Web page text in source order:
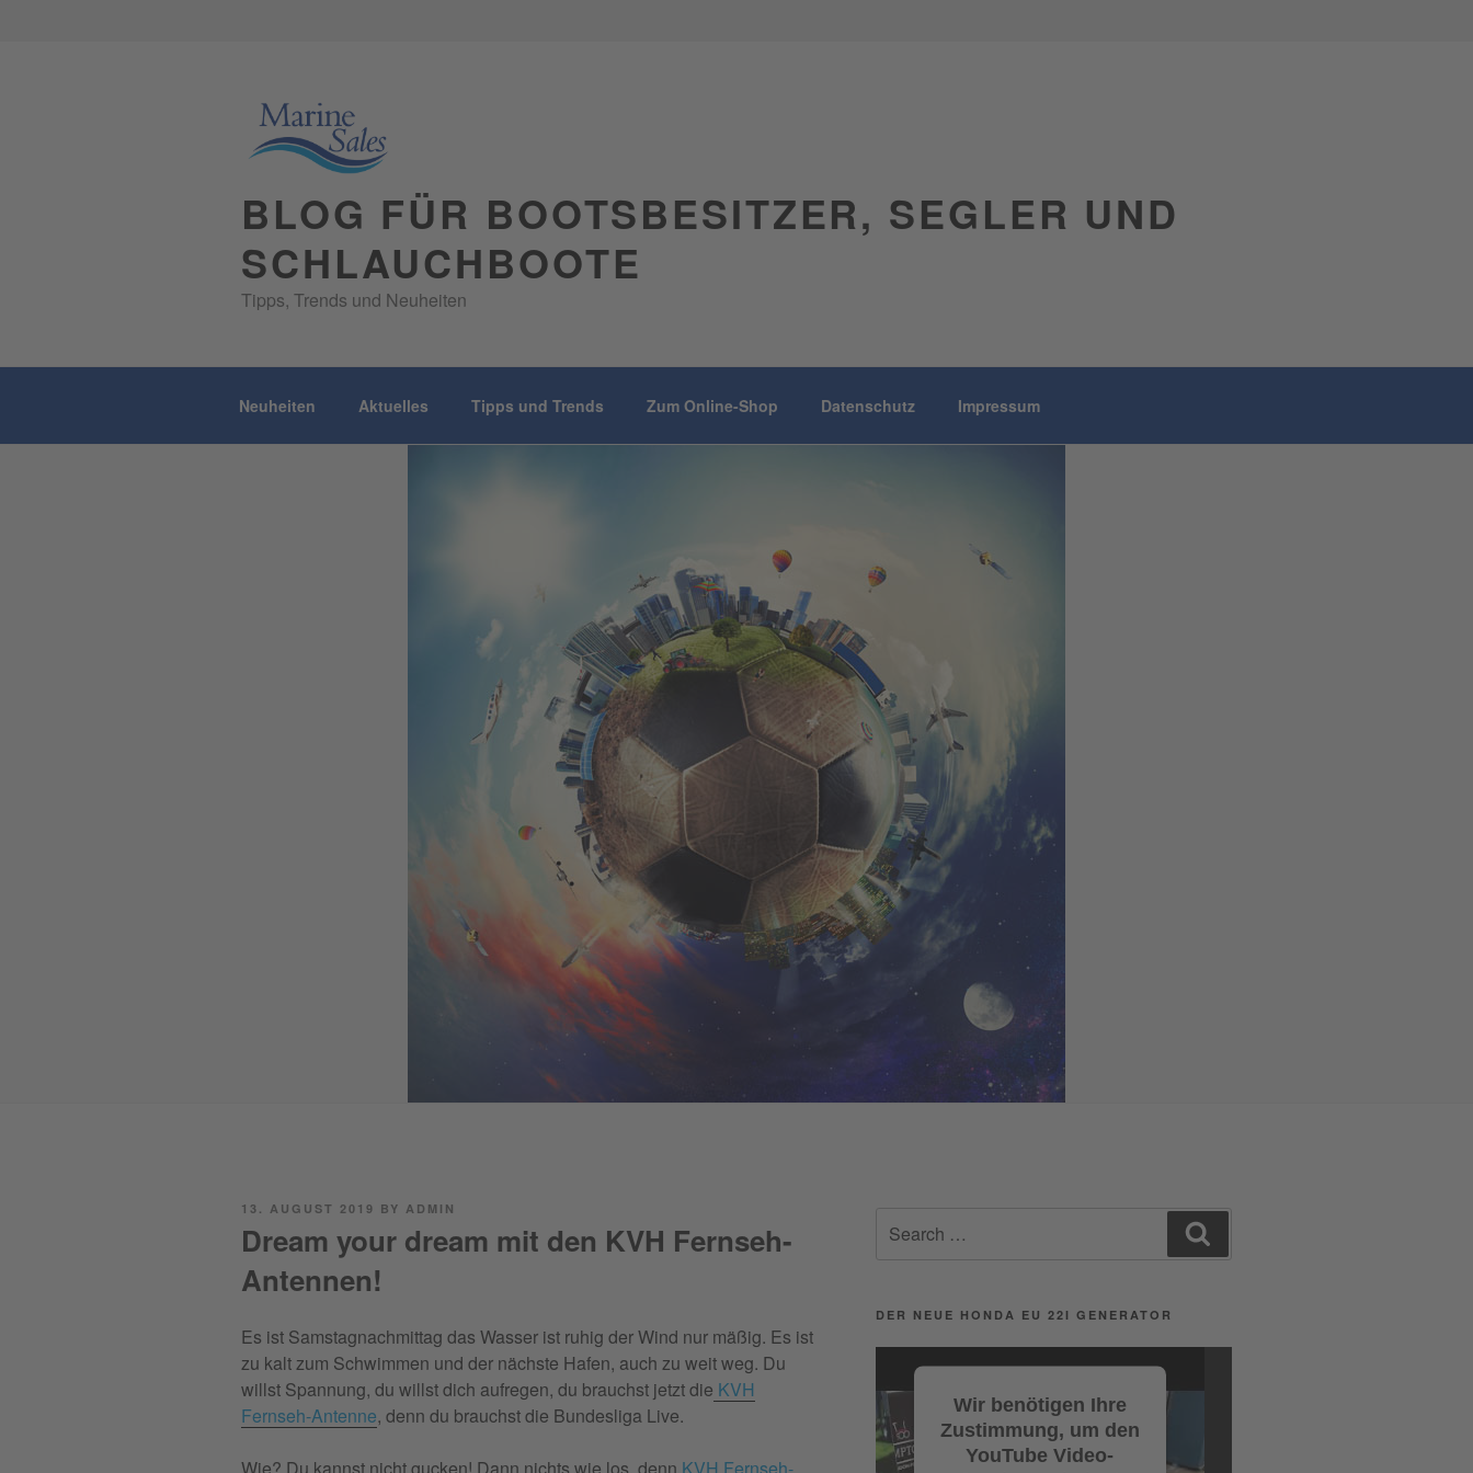
BLOG FÜR BOOTSBESITZER, SEGLER UND
SCHLAUCHBOOTE
Tipps, Trends und Neuheiten
Neuheiten Aktuelles Tipps und Trends Zum Online-Shop Datenschutz Impressum
POSTED
13. AUGUST 2019 BY ADMIN
Dream your dream mit den KVH Fernseh-
Antennen!
Es ist Samstagnachmittag das Wasser ist ruhig der Wind nur mäßig. Es ist
zu kalt zum Schwimmen und der nächste Hafen, auch zu weit weg. Du
willst Spannung, du willst dich aufregen, du brauchst jetzt die KVH
Fernseh-Antenne, denn du brauchst die Bundesliga Live.
for:
DER NEUE HONDA EU 22I GENERATOR
Wir benötigen Ihre
Zustimmung, um den
YouTube Video-